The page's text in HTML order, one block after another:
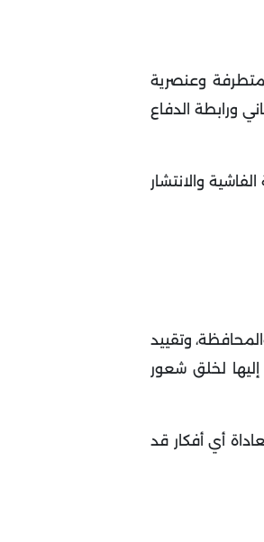
متطرفة وعنصرية
ورابطة الدفاع
والانتشار
وتقييد
لخلق شعور
أي أفكار قد